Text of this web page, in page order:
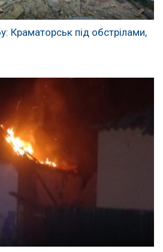
Краматорськ під обстрілами,